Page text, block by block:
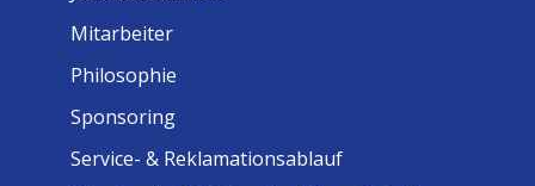
Mitarbeiter
Philosophie
Sponsoring
Service- & Reklamationsablauf